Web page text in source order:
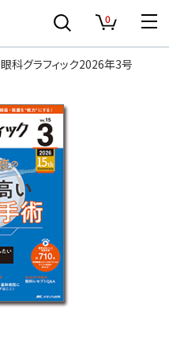
0
眼科グラフィック2026年3号